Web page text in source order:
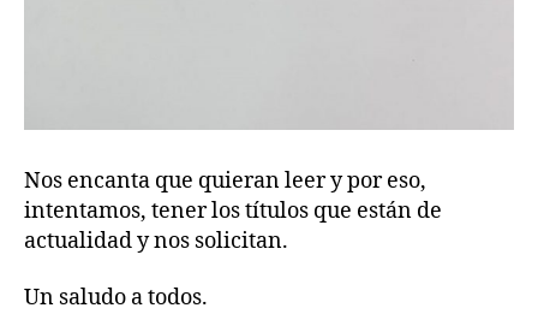
Nos encanta que quieran leer y por eso,
intentamos, tener los títulos que están de
actualidad y nos solicitan.
Un saludo a todos.